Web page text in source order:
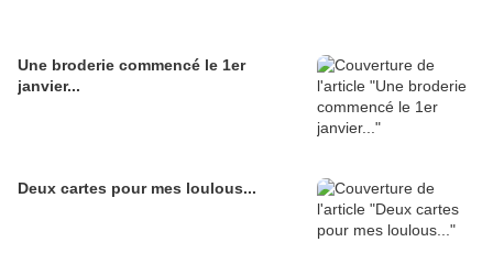
Une broderie commencé le 1er
janvier...
Deux cartes pour mes loulous...